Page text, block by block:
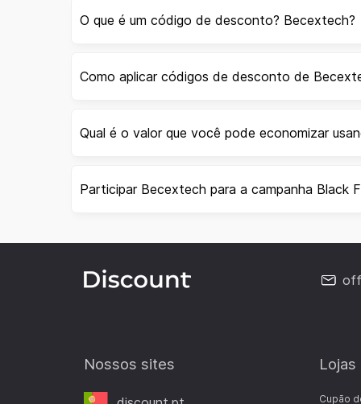
O que é um código de desconto? Becextech?
Como aplicar códigos de desconto de
Qual é o valor que você pode economizar
Participar Becextech para a campanha Black
Nossos sites
Cupão